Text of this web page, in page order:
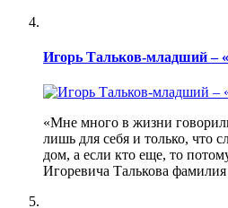
Игорь Тальков-младший –
«Мне много в жизни
лишь для себя и только, что
дом, а если кто еще, то
Игоревича Талькова фамилия